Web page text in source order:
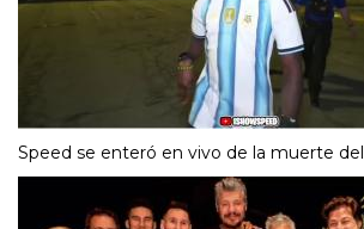
Speed se enteró en vivo de la muerte